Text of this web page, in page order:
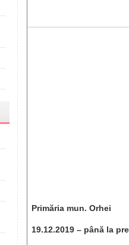
Primăria mun. Orhei
19.12.2019 – până la